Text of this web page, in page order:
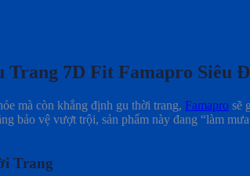
Trang 7D Fit Famapro Siêu
mà còn khẳng định gu thời trang, Famapro sẽ
bảo vệ vượt trội, sản phẩm này đang “làm
Trang